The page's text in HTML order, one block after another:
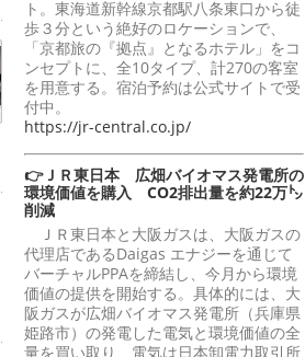
ト。東海道新幹線京都駅八条東口から徒
歩３分という絶好のロケーションで、
「京都旅の『拠点』となるホテル」をコ
ンセプトに、全10タイプ、計270の客室
を用意する。宿泊予約は公式サイトで受
付中。
https://jr-central.co.jp/
👉ＪＲ東日本 広畑バイオマス発電所の
環境価値を購入 CO2排出量を約22万㌧
削減
ＪＲ東日本と大阪ガスは、大阪ガスの
代理店であるDaigas エナジーを通じて
バーチャルPPAを締結し、今月から環境
価値の提供を開始する。具体的には、大
阪ガスが広畑バイオマス発電所（兵庫県
姫路市）の発電した電気と環境価値の全
量を買い取り、電気は日本卸電力取引所